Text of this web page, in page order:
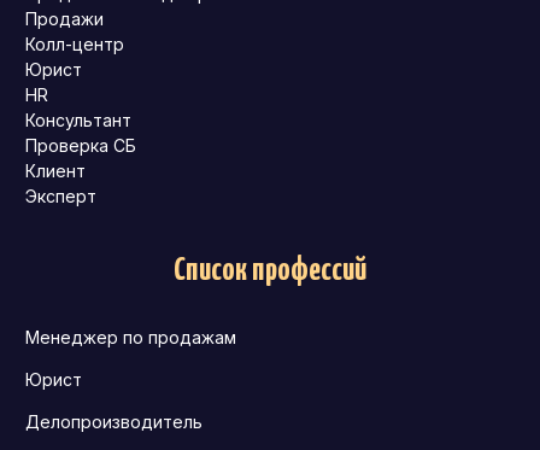
Продажи
Колл-центр
Юрист
HR
Консультант
Проверка СБ
Клиент
Эксперт
Список профессий
Менеджер по продажам
Юрист
Делопроизводитель